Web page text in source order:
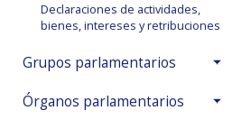
Declaraciones de actividades,
bienes, intereses y retribuciones
Grupos parlamentarios
Órganos parlamentarios